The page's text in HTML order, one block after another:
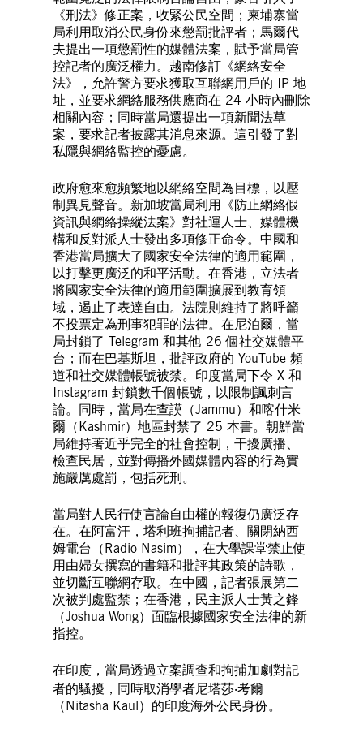
《刑法》修正案，收緊公民空間；柬埔寨當
局利用取消公民身份來懲罰批評者；馬爾代
夫提出一項懲罰性的媒體法案，賦予當局管
控記者的廣泛權力。越南修訂《網絡安全
法》，允許警方要求獲取互聯網用戶的 IP 地
址，並要求網絡服務供應商在 24 小時內刪除
相關內容；同時當局還提出一項新聞法草
案，要求記者披露其消息來源。這引發了對
私隱與網絡監控的憂慮。
政府愈來愈頻繁地以網絡空間為目標，以壓
制異見聲音。新加坡當局利用《防止網絡假
資訊與網絡操縱法案》對社運人士、媒體機
構和反對派人士發出多項修正命令。中國和
香港當局擴大了國家安全法律的適用範圍，
以打擊更廣泛的和平活動。在香港，立法者
將國家安全法律的適用範圍擴展到教育領
域，遏止了表達自由。法院則維持了將呼籲
不投票定為刑事犯罪的法律。在尼泊爾，當
局封鎖了 Telegram 和其他 26 個社交媒體平
台；而在巴基斯坦，批評政府的 YouTube 頻
道和社交媒體帳號被禁。印度當局下令 X 和
Instagram 封鎖數千個帳號，以限制諷刺言
論。同時，當局在查謨（Jammu）和喀什米
爾（Kashmir）地區封禁了 25 本書。朝鮮當
局維持著近乎完全的社會控制，干擾廣播、
檢查民居，並對傳播外國媒體內容的行為實
施嚴厲處罰，包括死刑。
當局對人民行使言論自由權的報復仍廣泛存
在。在阿富汗，塔利班拘捕記者、關閉納西
姆電台（Radio Nasim），在大學課堂禁止使
用由婦女撰寫的書籍和批評其政策的詩歌，
並切斷互聯網存取。在中國，記者張展第二
次被判處監禁；在香港，民主派人士黃之鋒
（Joshua Wong）面臨根據國家安全法律的新
指控。
在印度，當局透過立案調查和拘捕加劇對記
者的騷擾，同時取消學者尼塔莎‧考爾
（Nitasha Kaul）的印度海外公民身份。